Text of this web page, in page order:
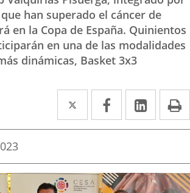
han superado el cáncer de
en la Copa de España. Quinientos
en una de las modalidades
dinámicas, Basket 3x3
Twitter
Enlace
a
aplicación
externa.
Facebook
Enlace
a
aplicación
externa.
Enlace
a